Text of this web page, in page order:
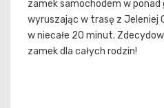
zamek samochodem w
wyruszając w trasę z Jeleniej
w niecałe 20 minut.
zamek dla całych rodzin!